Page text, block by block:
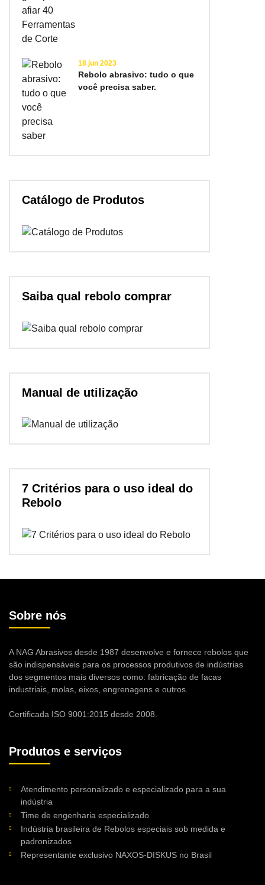
18 jun 2023
Rebolo abrasivo: tudo o que
você precisa saber.
Catálogo de Produtos
Saiba qual rebolo comprar
Manual de utilização
7 Critérios para o uso ideal do
Rebolo
Sobre nós
A NAG Abrasivos desde 1987 desenvolve e fornece rebolos que
são indispensáveis para os processos produtivos de indústrias
dos segmentos mais diversos como: fabricação de facas
industriais, molas, eixos, engrenagens e outros.
Certificada ISO 9001:2015 desde 2008.
Produtos e serviços
Atendimento personalizado e especializado para a sua
indústria
Time de engenharia especializado
Indústria brasileira de Rebolos especiais sob medida e
padronizados
Representante exclusivo NAXOS-DISKUS no Brasil